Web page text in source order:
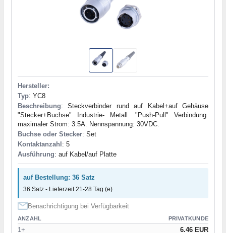
Hersteller:
Typ: YC8
Beschreibung: Steckverbinder rund auf Kabel+auf Gehäuse
"Stecker+Buchse" Industrie- Metall. "Push-Pull" Verbindung.
maximaler Strom: 3.5A. Nennspannung: 30VDC.
Buchse oder Stecker: Set
Kontaktanzahl : 5
Ausführung: auf Kabel/auf Platte
auf Bestellung: 36 Satz
36 Satz - Lieferzeit 21-28 Tag (e)
Benachrichtigung bei Verfügbarkeit
ANZAHL PRIVATKUNDE
1+ 6.46 EUR